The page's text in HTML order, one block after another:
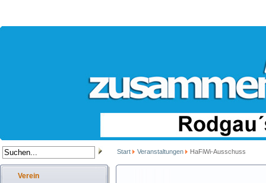
Start Veranstaltungen HaFiWi-Ausschuss
Verein